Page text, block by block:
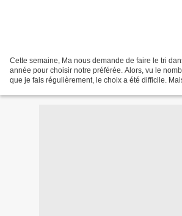
Cette semaine, Ma nous demande de faire le tri
année pour choisir notre préférée. Alors, vu le
que je fais régulièrement, le choix a été difficile.